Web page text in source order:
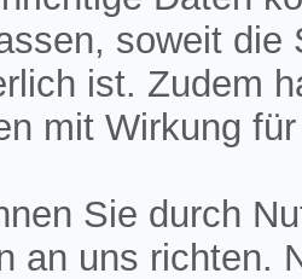
soweit
ist. Zudem
mit Wirkung
Sie durch
an uns richten.